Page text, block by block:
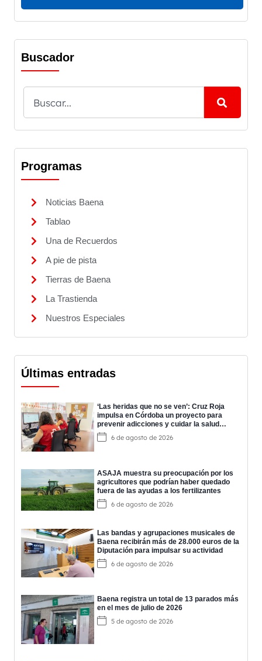
Buscador
Programas
Noticias Baena
Tablao
Una de Recuerdos
A pie de pista
Tierras de Baena
La Trastienda
Nuestros Especiales
Últimas entradas
‘Las heridas que no se ven’: Cruz Roja
impulsa en Córdoba un proyecto para
prevenir adicciones y cuidar la salud
mental
6 de agosto de 2026
ASAJA muestra su preocupación por los
agricultores que podrían haber quedado
fuera de las ayudas a los fertilizantes
6 de agosto de 2026
Las bandas y agrupaciones musicales de
Baena recibirán más de 28.000 euros de la
Diputación para impulsar su actividad
6 de agosto de 2026
Baena registra un total de 13 parados más
en el mes de julio de 2026
5 de agosto de 2026